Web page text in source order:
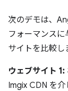
次のデモは、
フォーマンス
サイトを比較し
ウェブサイト 1:
Imgix CDN を